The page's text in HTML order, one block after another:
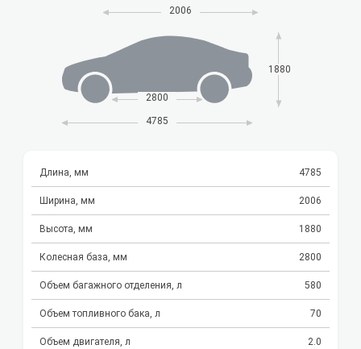
2006
2800
1880
4785
Длина, мм 4785
Ширина, мм 2006
Высота, мм 1880
Колесная база, мм 2800
Объем багажного отделения, л 580
Объем топливного бака, л 70
Объем двигателя, л 2.0